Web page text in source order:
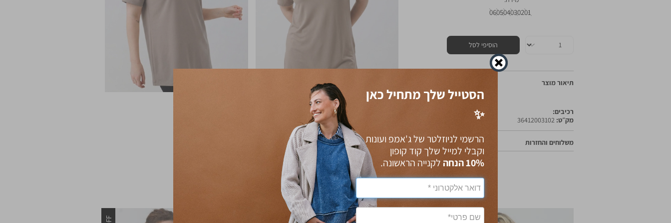
01
02
03
04
05
06
הוסיפי לסל
תיאור מוצר
רכיבים:
מק״ט: 36412003102
משלוחים והחזרות
YOU MAY ALSO LIKE
מוצרים שאת צפויה לאהוב
הסטייל שלך מתחיל כאן
✨
הרשמי לניוזלטר של ג'אמפ ועונות
וקבלי למייל שלך קוד קופון
10% הנחה
לקנייה הראשונה.